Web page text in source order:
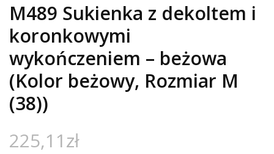
M489 Sukienka z dekoltem i
koronkowymi
wykończeniem – beżowa
(Kolor beżowy, Rozmiar M
(38))
225,11zł